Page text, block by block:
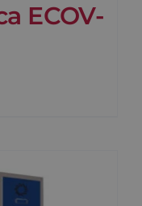
ECOV-